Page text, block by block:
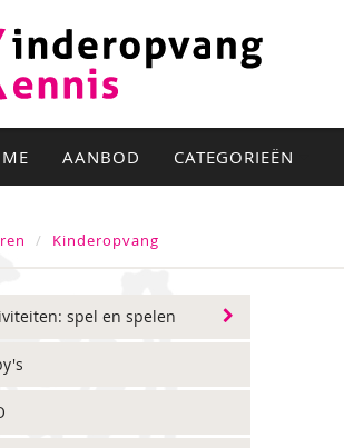
AANBOD CATEGORIEËN
Kinderopvang
spel en spelen